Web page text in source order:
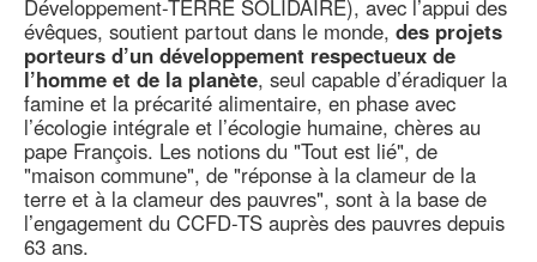
Développement-TERRE SOLIDAIRE), avec l’appui des
évêques, soutient partout dans le monde, des projets
porteurs d’un développement respectueux de
l’homme et de la planète, seul capable d’éradiquer la
famine et la précarité alimentaire, en phase avec
l’écologie intégrale et l’écologie humaine, chères au
pape François. Les notions du "Tout est lié", de
"maison commune", de "réponse à la clameur de la
terre et à la clameur des pauvres", sont à la base de
l’engagement du CCFD-TS auprès des pauvres depuis
63 ans.